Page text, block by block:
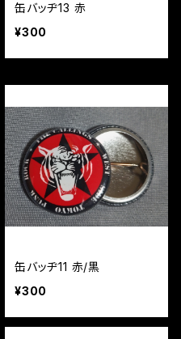
缶バッヂ13 赤
¥300
缶バッヂ11 赤/黒
¥300